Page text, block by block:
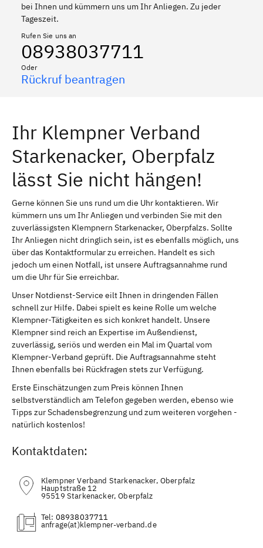
bei Ihnen und kümmern uns um Ihr Anliegen. Zu jeder
Tageszeit.
Rufen Sie uns an
08938037711
Oder
Rückruf beantragen
Ihr Klempner Verband
Starkenacker, Oberpfalz
lässt Sie nicht hängen!
Gerne können Sie uns rund um die Uhr kontaktieren. Wir
kümmern uns um Ihr Anliegen und verbinden Sie mit den
zuverlässigsten Klempnern Starkenacker, Oberpfalzs. Sollte
Ihr Anliegen nicht dringlich sein, ist es ebenfalls möglich, uns
über das Kontaktformular zu erreichen. Handelt es sich
jedoch um einen Notfall, ist unsere Auftragsannahme rund
um die Uhr für Sie erreichbar.
Unser Notdienst-Service eilt Ihnen in dringenden Fällen
schnell zur Hilfe. Dabei spielt es keine Rolle um welche
Klempner-Tätigkeiten es sich konkret handelt. Unsere
Klempner sind reich an Expertise im Außendienst,
zuverlässig, seriös und werden ein Mal im Quartal vom
Klempner-Verband geprüft. Die Auftragsannahme steht
Ihnen ebenfalls bei Rückfragen stets zur Verfügung.
Erste Einschätzungen zum Preis können Ihnen
selbstverständlich am Telefon gegeben werden, ebenso wie
Tipps zur Schadensbegrenzung und zum weiteren vorgehen -
natürlich kostenlos!
Kontaktdaten:
Klempner Verband Starkenacker, Oberpfalz
Hauptstraße 12
95519 Starkenacker, Oberpfalz
Tel: 08938037711
(at)